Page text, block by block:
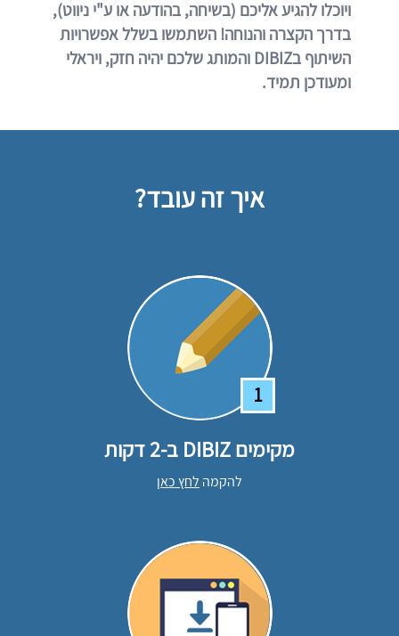
ויוכלו להגיע אליכם (בשיחה, בהודעה או ע"י ניווט),
בדרך הקצרה והנוחה! השתמשו בשלל אפשרויות
השיתוף בDIBIZ והמותג שלכם יהיה חזק, ויראלי
ומעודכן תמיד.
איך זה עובד?
1
מקימים DIBIZ ב-2 דקות
להקמה לחץ כאן